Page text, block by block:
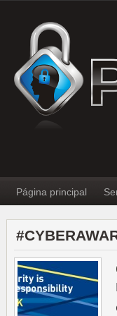
Página principal